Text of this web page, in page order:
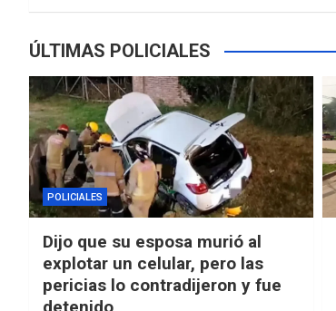
ÚLTIMAS POLICIALES
POLICIALES
Dijo que su esposa murió al
explotar un celular, pero las
pericias lo contradijeron y fue